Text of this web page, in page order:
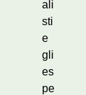
ali
sti
e
gli
es
pe